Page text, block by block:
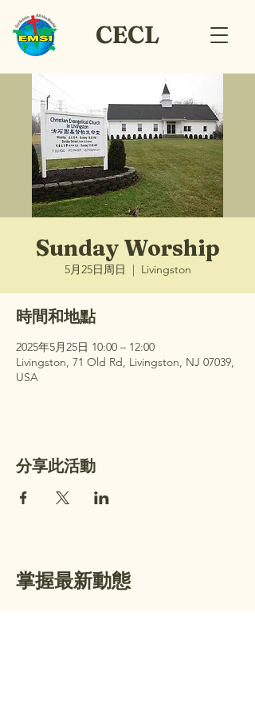
CECL
Sunday Worship
5月25日周日
  |
Livingston
時間和地點
2025年5月25日 10:00 – 12:00
Livingston, 71 Old Rd, Livingston, NJ 07039,
USA
分享此活動
掌握最新動態